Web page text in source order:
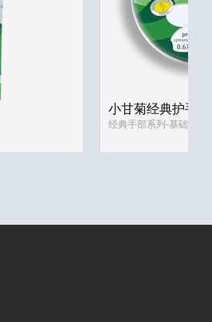
小甘菊经典护手霜
经典手部系列-基础护理